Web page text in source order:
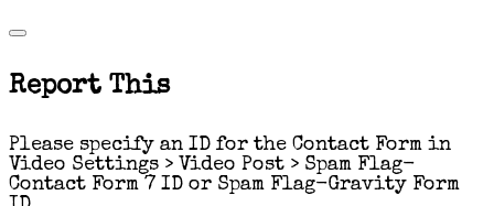
Report This
Please specify an ID for the Contact Form in
Video Settings > Video Post > Spam Flag-
Contact Form 7 ID or Spam Flag-Gravity Form